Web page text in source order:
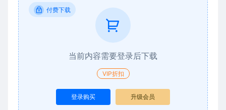
付费下载
当前内容需要登录后下载
VIP折扣
登录购买 升级会员